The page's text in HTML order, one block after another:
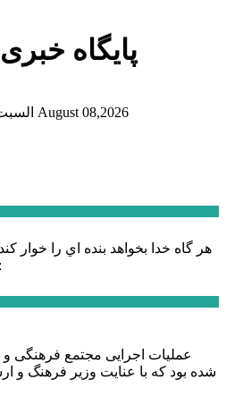
پایگاه
السبت ۲۳ صفر August 08,2026
هر گاه خدا بخواهد بنده اي را خوار
حضرت علی (ع):
شده بود که با عنایت وزیر فرهنگ و